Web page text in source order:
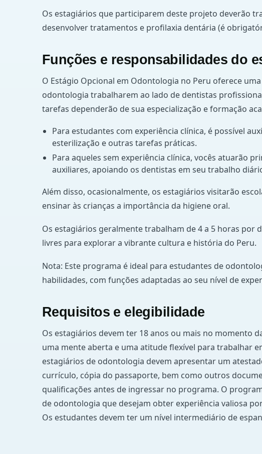
Os estagiários que participarem deste projeto deverão
desenvolver tratamentos e profilaxia dentária (é
Funções e responsabilidades do
O Estágio Opcional em Odontologia no Peru oferece
odontologia trabalharem ao lado de dentistas
tarefas dependerão de sua especialização e formação
Para estudantes com experiência clínica, é possível
esterilização e outras tarefas práticas.
Para aqueles sem experiência clínica, vocês atuarão
auxiliares, apoiando os dentistas em seu trabalho
Além disso, ocasionalmente, os estagiários visitarão
ensinar às crianças a importância da higiene oral.
Os estagiários geralmente trabalham de 4 a 5 horas por
livres para explorar a vibrante cultura e história do Peru.
Nota: Este programa é ideal para estudantes de
habilidades, com funções adaptadas ao seu nível de
Requisitos e elegibilidade
Os estagiários devem ter 18 anos ou mais no momento
uma mente aberta e uma atitude flexível para trabalhar
estagiários de odontologia devem apresentar um
currículo, cópia do passaporte, bem como outros
qualificações antes de ingressar no programa. O
de odontologia que desejam obter experiência valiosa
Os estudantes devem ter um nível intermediário de